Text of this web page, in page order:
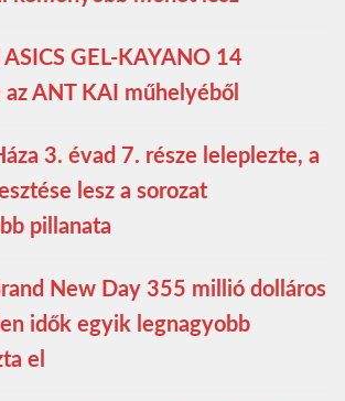
GEL-KAYANO 14
ANT KAI műhelyéből
3. évad 7. része leleplezte, a
lesz a sorozat
pillanata
New Day 355 millió dolláros
idők egyik legnagyobb
el